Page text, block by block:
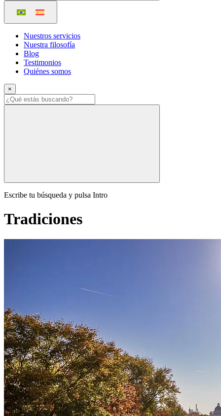
Nuestros servicios
Nuestra filosofía
Blog
Testimonios
Quiénes somos
×
Escribe tu búsqueda y pulsa Intro
Tradiciones